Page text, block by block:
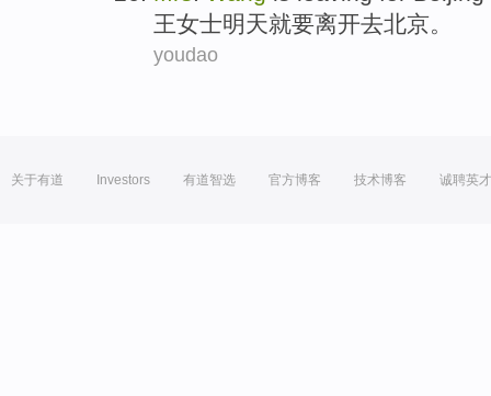
王女士明天就要离开去北京。
youdao
关于有道 Investors 有道智选 官方博客 技术博客 诚聘英才